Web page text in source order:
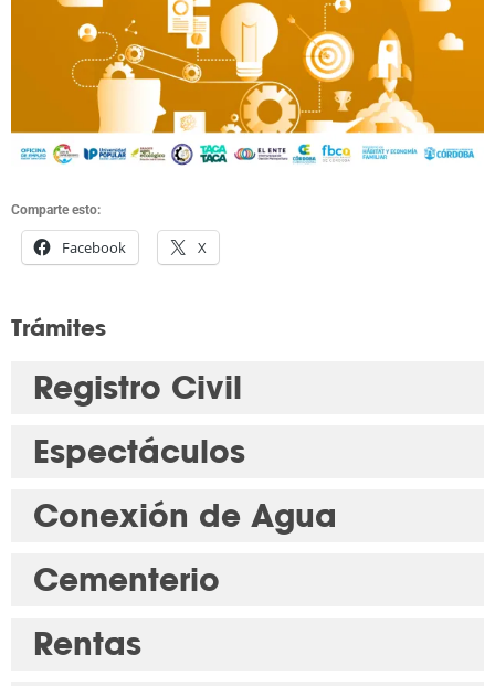
Comparte esto:
Facebook X
Trámites
Registro Civil
Espectáculos
Conexión de Agua
Cementerio
Rentas